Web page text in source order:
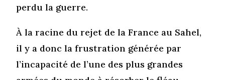
perdu la guerre.
À la racine du rejet de la France au Sahel,
il y a donc la frustration générée par
l’incapacité de l’une des plus grandes